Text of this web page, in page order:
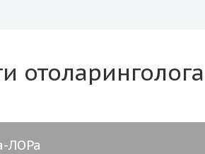
отоларинголога
ЛОРа